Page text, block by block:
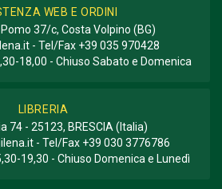
WEB E ORDINI
37/c, Costa Volpino (BG)
- Tel/Fax +39 035 970428
18,00 - Chiuso Sabato e Domenica
LIBRERIA
74 - 25123, BRESCIA (Italia)
- Tel/Fax +39 030 3776786
19,30 - Chiuso Domenica e Lunedì